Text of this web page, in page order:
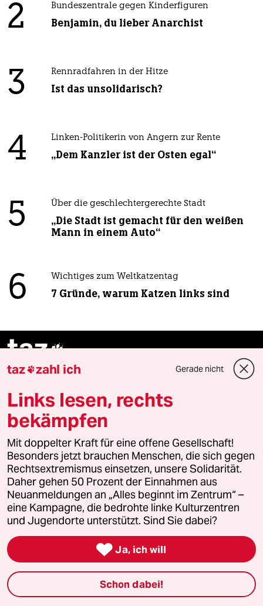
2 Bundeszentrale gegen Kinderfiguren
Benjamin, du lieber Anarchist
3 Rennradfahren in der Hitze
Ist das unsolidarisch?
4 Linken-Politikerin von Angern zur Rente
„Dem Kanzler ist der Osten egal“
5 Über die geschlechtergerechte Stadt
„Die Stadt ist gemacht für den weißen
Mann in einem Auto“
6 Wichtiges zum Weltkatzentag
7 Gründe, warum Katzen links sind
taz
Ressorts
Politik
Öko
Gesellschaft
Kultur
Sport
taz zahl ich Gerade nicht
Links lesen, rechts
bekämpfen
Mit doppelter Kraft für eine offene Gesellschaft!
Besonders jetzt brauchen Menschen, die sich gegen
Rechtsextremismus einsetzen, unsere Solidarität.
Daher gehen 50 Prozent der Einnahmen aus
Neuanmeldungen an „Alles beginnt im Zentrum“ –
eine Kampagne, die bedrohte linke Kulturzentren
und Jugendorte unterstützt. Sind Sie dabei?
 Ja, ich will
Schon dabei!